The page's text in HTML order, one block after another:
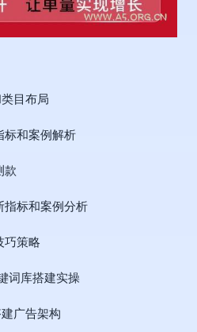
目布局
标和案例解析
款
指标和案例分析
巧策略
词库搭建实操
广告架构